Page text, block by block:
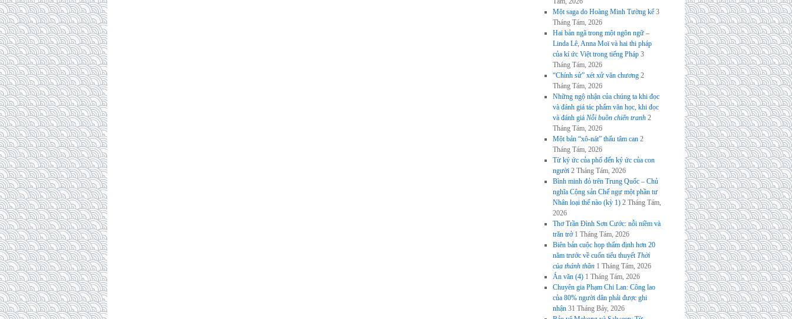
Một saga do Hoàng Minh Tường kể 3
Tháng Tám, 2026
Hai bản ngã trong một ngôn ngữ –
Linda Lê, Anna Moï và hai thi pháp
của kí ức Việt trong tiếng Pháp 3
Tháng Tám, 2026
“Chính sử” xét xử văn chương 2
Tháng Tám, 2026
Những ngộ nhận của chúng ta khi đọc
và đánh giá tác phẩm văn học, khi đọc
và đánh giá Nỗi buồn chiến tranh 2
Tháng Tám, 2026
Một bản “xô-nát” thấu tâm can 2
Tháng Tám, 2026
Từ ký ức của phố đến ký ức của con
người 2 Tháng Tám, 2026
Bình minh đỏ trên Trung Quốc – Chủ
nghĩa Cộng sản Chế ngự một phần tư
Nhân loại thế nào (kỳ 1) 2 Tháng Tám,
2026
Thơ Trần Đình Sơn Cước: nỗi niềm và
trăn trở 1 Tháng Tám, 2026
Biên bản cuộc họp thẩm định hơn 20
năm trước về cuốn tiểu thuyếtThời
của thánh thần 1 Tháng Tám, 2026
Án văn (4) 1 Tháng Tám, 2026
Chuyên gia Phạm Chi Lan: Công lao
của 80% người dân phải được ghi
nhận 31 Tháng Bảy, 2026